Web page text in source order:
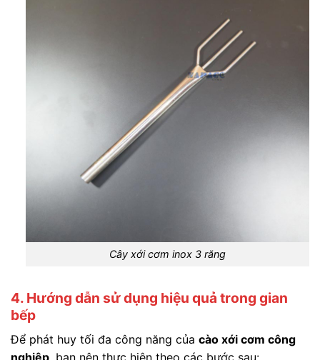
Cây xới cơm inox 3 răng
4. Hướng dẫn sử dụng hiệu quả trong gian
bếp
Để phát huy tối đa công năng của cào xới cơm công
nghiệp , bạn nên thực hiện theo các bước sau: